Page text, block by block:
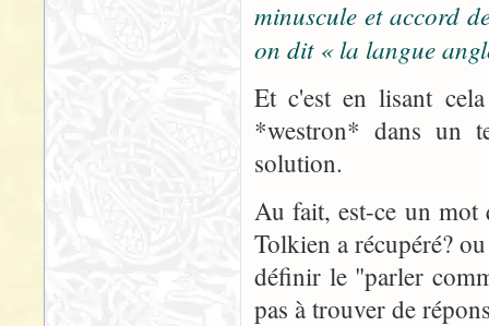
minuscule et accord
on dit « la langue
Et c'est en lisant
*westron* dans un
solution.
Au fait, est-ce un mot
Tolkien a récupéré?
définir le "parler
pas à trouver de